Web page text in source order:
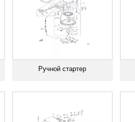
Ручной стартер